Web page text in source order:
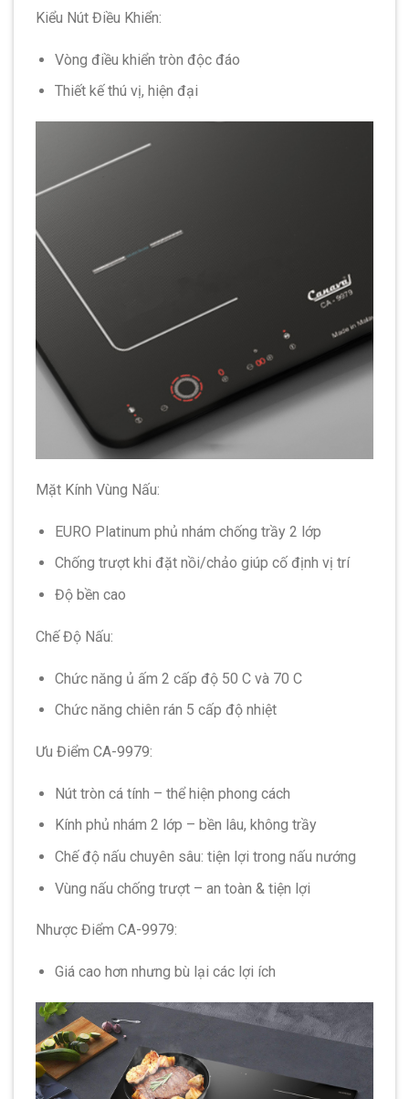
Kiểu Nút Điều Khiển:
Vòng điều khiển tròn độc đáo
Thiết kế thú vị, hiện đại
Mặt Kính Vùng Nấu:
EURO Platinum phủ nhám chống trầy 2 lớp
Chống trượt khi đặt nồi/chảo giúp cố định vị trí
Độ bền cao
Chế Độ Nấu:
Chức năng ủ ấm 2 cấp độ 50 C và 70 C
Chức năng chiên rán 5 cấp độ nhiệt
Ưu Điểm CA-9979:
Nút tròn cá tính – thể hiện phong cách
Kính phủ nhám 2 lớp – bền lâu, không trầy
Chế độ nấu chuyên sâu: tiện lợi trong nấu nướng
Vùng nấu chống trượt – an toàn & tiện lợi
Nhược Điểm CA-9979:
Giá cao hơn nhưng bù lại các lợi ích